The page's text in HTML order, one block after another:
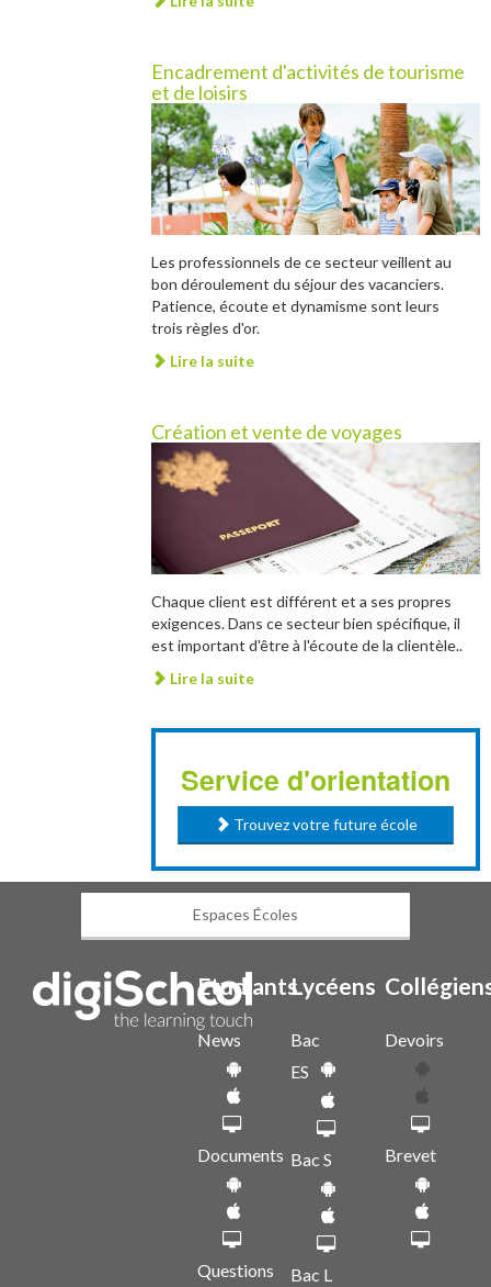
Encadrement d'activités de tourisme
et de loisirs
Les professionnels de ce secteur veillent au
bon déroulement du séjour des vacanciers.
Patience, écoute et dynamisme sont leurs
trois règles d'or.
Lire la suite
Création et vente de voyages
Chaque client est différent et a ses propres
exigences. Dans ce secteur bien spécifique, il
est important d'être à l'écoute de la clientèle..
Lire la suite
Service d'orientation
Trouvez votre future école
Espaces Écoles
Etudiants
News
Documents
Questions
Lycéens
Bac
ES
Bac S
Bac L
Devoirs
Brevet